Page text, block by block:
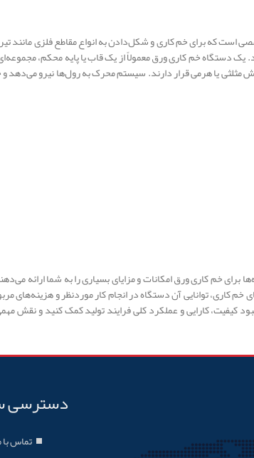
که برای خم کاری و شکل‌دادن به انواع مقاطع فلزی مانند
یک دستگاه خم کاری ورق معمولاً از یک قاب یا پایه محکم،
یا هرمی قرار دارند. سیستم محرک به رول‌ها نیرو می‌دهد
خم کاری ورق امکانات و مزایای بسیاری را به شما ارائه
کاری، توانایی آن دستگاه در انجام کار موردنظر و هزینه‌های
کیفیت، کارایی و عملکرد کلی فرایند تولید کمک کنید و نقش
دسترسی
تماس با